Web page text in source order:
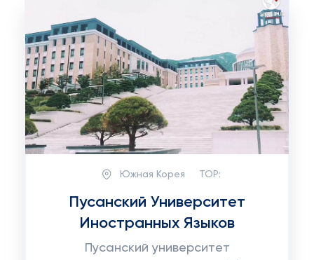
Южная Корея TOP:
Пусанский Университет
Иностранных Языков
Пусанский университет